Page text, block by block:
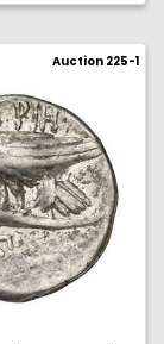
Auction 225-1